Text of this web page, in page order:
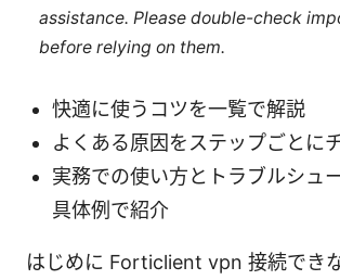
assistance. Please double-check
before relying on them.
快適に使うコツを一覧で解説
よくある原因をステップごとに
実務での使い方とトラブルシュ
具体例で紹介
はじめに Forticlient vpn 接続でき